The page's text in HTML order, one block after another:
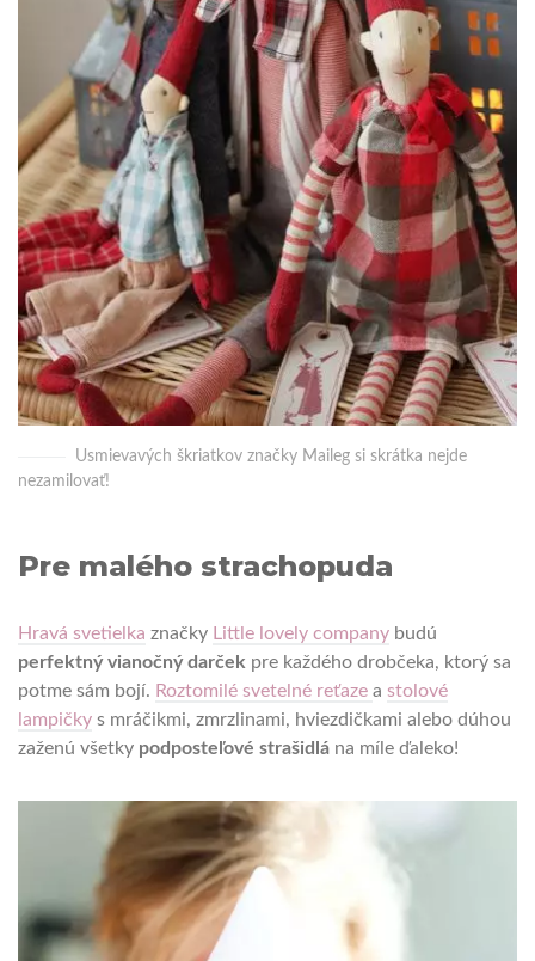
Usmievavých škriatkov značky Maileg si skrátka nejde
nezamilovať!
Pre malého strachopuda
Hravá svetielka značky Little lovely company budú
perfektný vianočný darček pre každého drobčeka, ktorý sa
potme sám bojí. Roztomilé svetelné reťaze a stolové
lampičky s mráčikmi, zmrzlinami, hviezdičkami alebo dúhou
zaženú všetky podposteľové strašidlá na míle ďaleko!